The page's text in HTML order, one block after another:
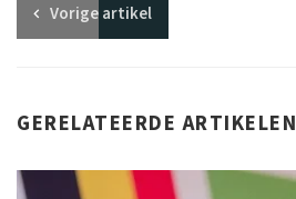
Vorigeartikel
GERELATEERDE ARTIKELEN